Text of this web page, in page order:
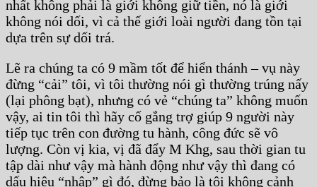
nhất không phải là giới không giữ tiền, nó là giới
không nói dối, vì cả thế giới loài người đang tồn tại
dựa trên sự dối trá.
Lẽ ra chúng ta có 9 mầm tốt để hiển thánh – vụ này
đừng “cải” tôi, vì tôi thường nói gì thường trúng nấy
(lại phông bạt), nhưng có vẻ “chúng ta” không muốn
vậy, ai tin tôi thì hãy cố gắng trợ giúp 9 người này
tiếp tục trên con đường tu hành, công đức sẽ vô
lượng. Còn vị kia, vị đã đẩy M Khg, sau thời gian tu
tập dài như vậy mà hành động như vậy thì đang có
dấu hiệu “nhập” gì đó, đừng bảo là tôi không cảnh